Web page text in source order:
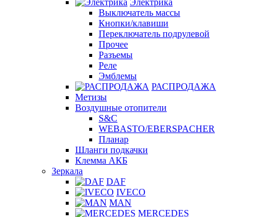
Электрика
Выключатель массы
Кнопки/клавиши
Переключатель подрулевой
Прочее
Разъемы
Реле
Эмблемы
РАСПРОДАЖА
Метизы
Воздушные отопители
S&C
WEBASTO/EBERSPACHER
Планар
Шланги подкачки
Клемма АКБ
Зеркала
DAF
IVECO
MAN
MERCEDES